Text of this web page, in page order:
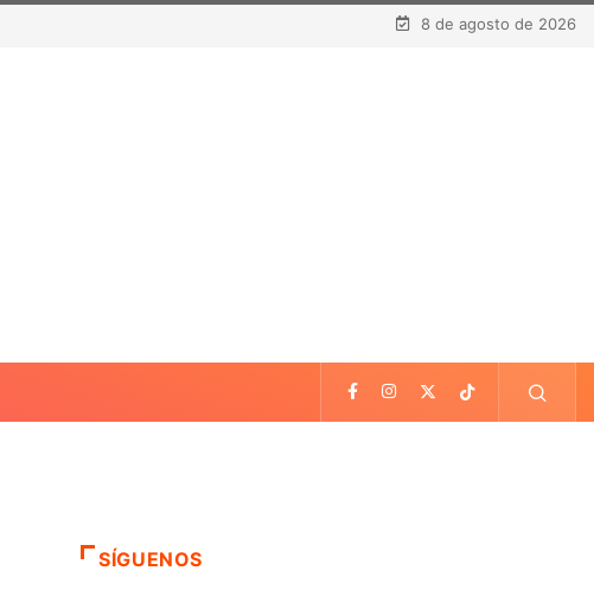
8 de agosto de 2026
SÍGUENOS